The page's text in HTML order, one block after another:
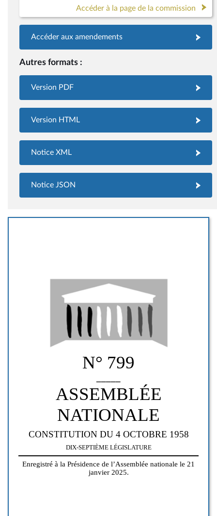
Accéder à la page de la commission
Accéder aux amendements
Autres formats :
Version PDF
Version HTML
Notice XML
Notice JSON